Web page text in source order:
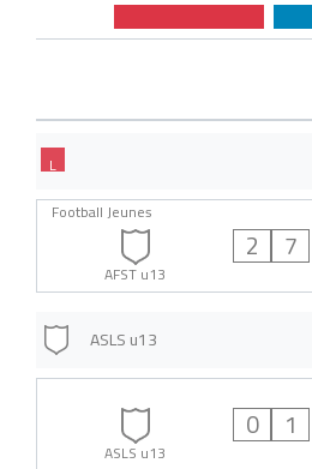
L
Football Jeunes
AFST u13
2 7
ASLS u13
ASLS u13
0 1